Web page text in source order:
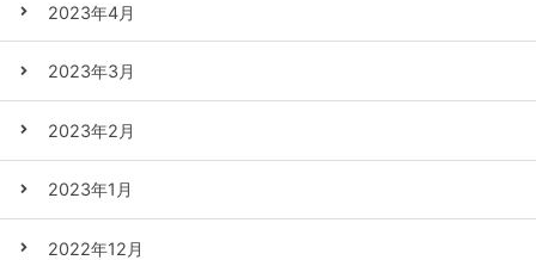
2023年4月
2023年3月
2023年2月
2023年1月
2022年12月